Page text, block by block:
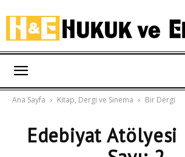
Ana Sayfa Kitap, Dergi ve Sinema Bir Dergi
Edebiyat Atölyesi